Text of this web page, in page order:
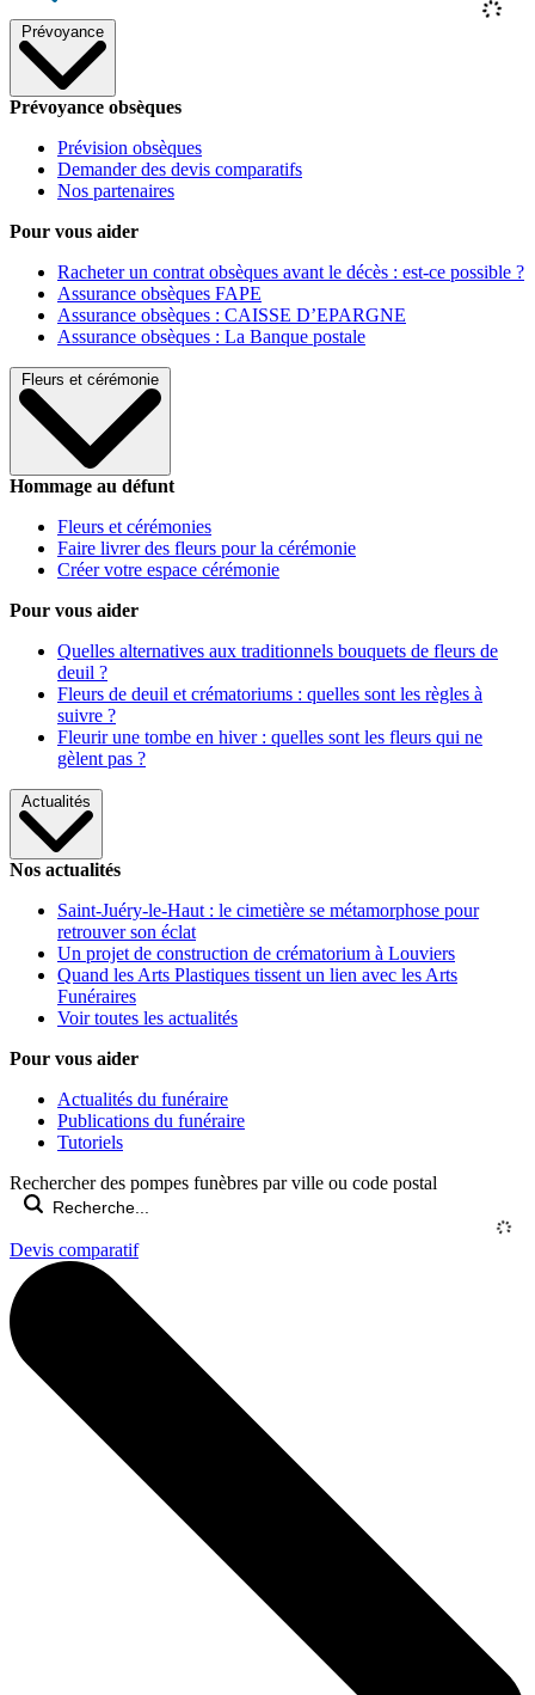
Prévoyance
Prévoyance obsèques
Prévision obsèques
Demander des devis comparatifs
Nos partenaires
Pour vous aider
Racheter un contrat obsèques avant le décès : est-ce possible ?
Assurance obsèques FAPE
Assurance obsèques : CAISSE D’EPARGNE
Assurance obsèques : La Banque postale
Fleurs et cérémonie
Hommage au défunt
Fleurs et cérémonies
Faire livrer des fleurs pour la cérémonie
Créer votre espace cérémonie
Pour vous aider
Quelles alternatives aux traditionnels bouquets de fleurs de
deuil ?
Fleurs de deuil et crématoriums : quelles sont les règles à
suivre ?
Fleurir une tombe en hiver : quelles sont les fleurs qui ne
gèlent pas ?
Actualités
Nos actualités
Saint-Juéry-le-Haut : le cimetière se métamorphose pour
retrouver son éclat
Un projet de construction de crématorium à Louviers
Quand les Arts Plastiques tissent un lien avec les Arts
Funéraires
Voir toutes les actualités
Pour vous aider
Actualités du funéraire
Publications du funéraire
Tutoriels
Rechercher des pompes funèbres par ville ou code postal
Devis comparatif